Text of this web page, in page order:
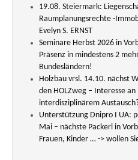
19.08. Steiermark:
Raumplanungsrechte -
Evelyn S. ERNST
Seminare Herbst 2026 in
Präsenz in mindestens 2
Bundesländern!
Holzbau vrsl. 14.10. nächst
den HOLZweg – Interesse
interdisziplinärem
Unterstützung Dnipro I UA:
Mai – nächste Packerl in
Frauen, Kinder … -> wollen